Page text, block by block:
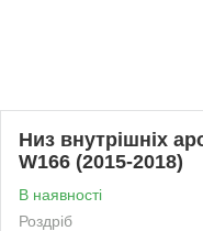
Низ внутрішніх
W166 (2015-2018)
В наявності
Роздріб